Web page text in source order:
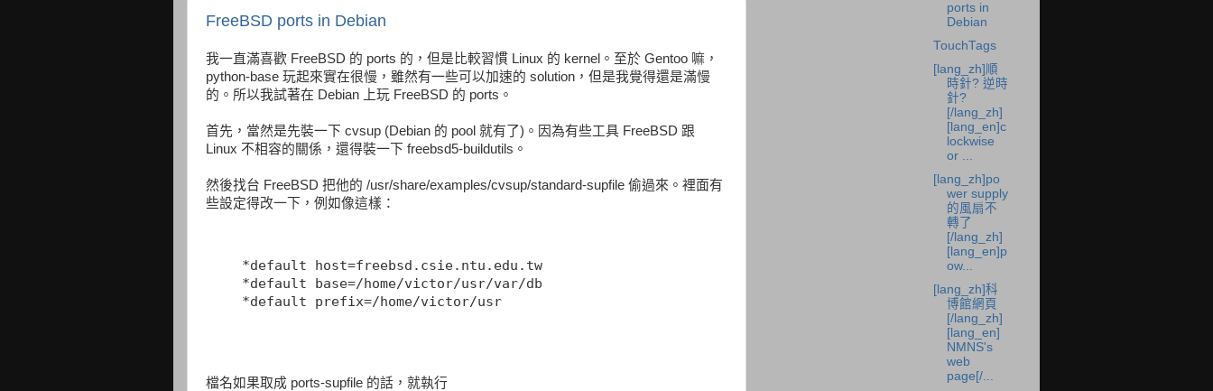
FreeBSD ports in Debian
我一直滿喜歡 FreeBSD 的 ports 的，但是比較習慣 Linux 的 kernel。至於 Gentoo 嘛，
python-base 玩起來實在很慢，雖然有一些可以加速的 solution，但是我覺得還是滿慢
的。所以我試著在 Debian 上玩 FreeBSD 的 ports。
首先，當然是先裝一下 cvsup (Debian 的 pool 就有了)。因為有些工具 FreeBSD 跟
Linux 不相容的關係，還得裝一下 freebsd5-buildutils。
然後找台 FreeBSD 把他的 /usr/share/examples/cvsup/standard-supfile 偷過來。裡面有
些設定得改一下，例如像這樣：
*default host=freebsd.csie.ntu.edu.tw
*default base=/home/victor/usr/var/db
*default prefix=/home/victor/usr
檔名如果取成 ports-supfile 的話，就執行
ports in
Debian
TouchTags
[lang_zh]順
時針? 逆時
針?
[/lang_zh]
[lang_en]c
lockwise
or ...
[lang_zh]po
wer supply
的風扇不
轉了
[/lang_zh]
[lang_en]p
ow...
[lang_zh]科
博館網頁
[/lang_zh]
[lang_en]
NMNS's
web
page[/...